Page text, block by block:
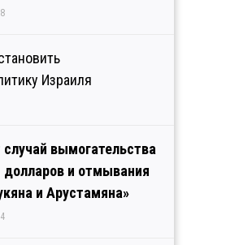
Израиля
вымогательства
и отмывания
и Арустамяна»